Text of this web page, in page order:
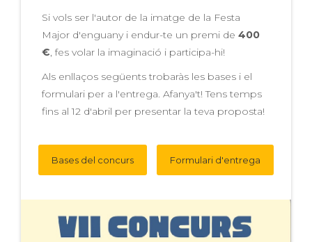
Si vols ser l'autor de la imatge de la Festa
Major d'enguany i endur-te un premi de 400
€, fes volar la imaginació i participa-hi!
Als enllaços següents trobaràs les bases i el
formulari per a l'entrega. Afanya't! Tens temps
fins al 12 d'abril per presentar la teva proposta!
Bases del concurs Formulari d'entrega